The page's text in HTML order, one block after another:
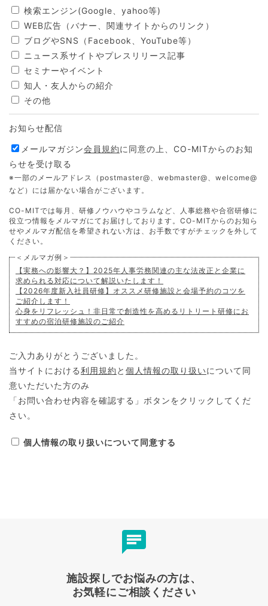
検索エンジン(Google、yahoo等)
WEB広告（バナー、関連サイトからのリンク）
ブログやSNS（Facebook、YouTube等）
ニュース系サイトやプレスリリース記事
セミナーやイベント
知人・友人からの紹介
その他
お知らせ配信
メールマガジン会員規約に同意の上、CO-MITからのお知
らせを受け取る
※一部のメールアドレス（postmaster@、webmaster@、welcome@
など）には届かない場合がございます。
CO-MITでは毎月、研修ノウハウやコラムなど、人事総務や合宿研修に
役立つ情報をメルマガにてお届けしております。CO-MITからのお知ら
せやメルマガ配信を希望されない方は、お手数ですがチェックを外して
ください。
＜メルマガ例＞
【実務への影響大？】2025年人事労務関連の主な法改正と企業に
求められる対応について解説いたします！
【2026年度新入社員研修】オススメ研修施設と会場予約のコツを
ご紹介します！
心身をリフレッシュ！非日常で創造性を高めるリトリート研修にお
すすめの宿泊研修施設のご紹介
ご入力ありがとうございました。
当サイトにおける利用規約 と 個人情報の取り扱いについて同
意いただいた方のみ
「お問い合わせ内容を確認する」ボタンをクリックしてくだ
さい。
個人情報の取り扱いについて同意する
施設探しでお悩みの方は、
お気軽にご相談ください